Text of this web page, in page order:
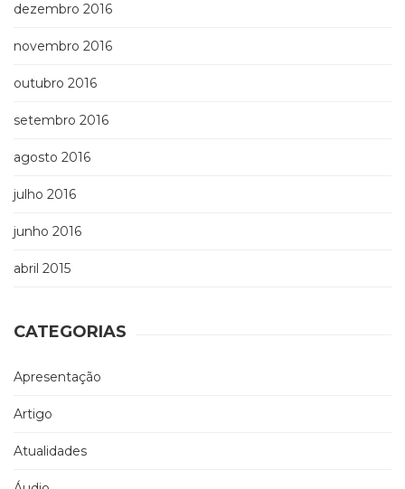
dezembro 2016
novembro 2016
outubro 2016
setembro 2016
agosto 2016
julho 2016
junho 2016
abril 2015
CATEGORIAS
Apresentação
Artigo
Atualidades